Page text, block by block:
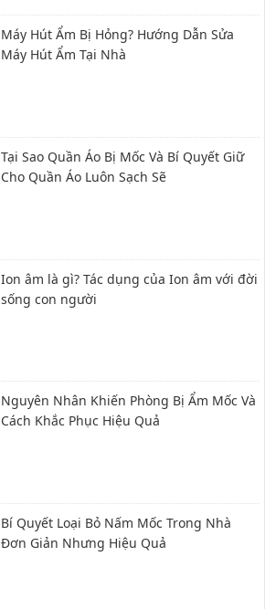
Máy Hút Ẩm Bị Hỏng? Hướng Dẫn Sửa
Máy Hút Ẩm Tại Nhà
Tại Sao Quần Áo Bị Mốc Và Bí Quyết Giữ
Cho Quần Áo Luôn Sạch Sẽ
Ion âm là gì? Tác dụng của Ion âm với đời
sống con người
Nguyên Nhân Khiến Phòng Bị Ẩm Mốc Và
Cách Khắc Phục Hiệu Quả
Bí Quyết Loại Bỏ Nấm Mốc Trong Nhà
Đơn Giản Nhưng Hiệu Quả